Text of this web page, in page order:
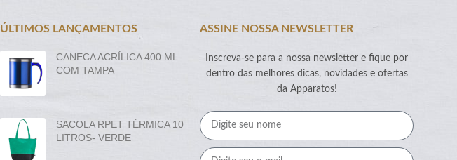
ÚLTIMOS LANÇAMENTOS
CANECA ACRÍLICA 400 ML
COM TAMPA
SACOLA RPET TÉRMICA 10
LITROS- VERDE
ASSINE NOSSA NEWSLETTER
Inscreva-se para a nossa newsletter e fique por
dentro das melhores dicas, novidades e ofertas
da Apparatos!